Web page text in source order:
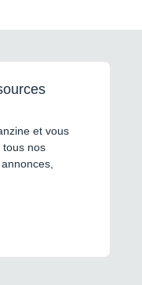
et vous
tous nos